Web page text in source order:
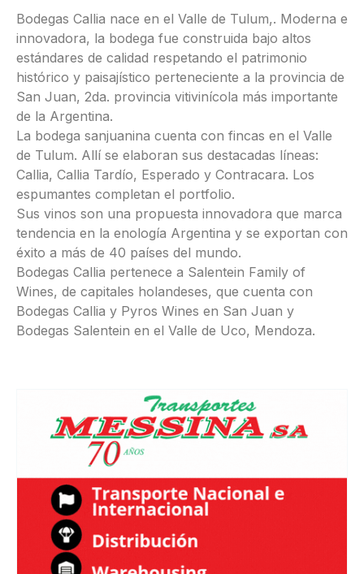
Bodegas Callia nace en el Valle de Tulum,. Moderna e
innovadora, la bodega fue construida bajo altos
estándares de calidad respetando el patrimonio
histórico y paisajístico perteneciente a la provincia de
San Juan, 2da. provincia vitivinícola más importante
de la Argentina.
La bodega sanjuanina cuenta con fincas en el Valle
de Tulum. Allí se elaboran sus destacadas líneas:
Callia, Callia Tardío, Esperado y Contracara. Los
espumantes completan el portfolio.
Sus vinos son una propuesta innovadora que marca
tendencia en la enología Argentina y se exportan con
éxito a más de 40 países del mundo.
Bodegas Callia pertenece a Salentein Family of
Wines, de capitales holandeses, que cuenta con
Bodegas Callia y Pyros Wines en San Juan y
Bodegas Salentein en el Valle de Uco, Mendoza.